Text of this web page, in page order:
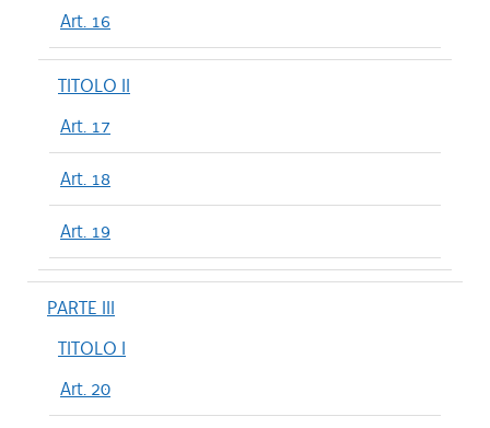
Art. 16
TITOLO II
Art. 17
Art. 18
Art. 19
PARTE III
TITOLO I
Art. 20